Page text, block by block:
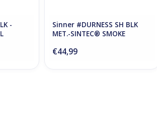
-
Sinner #DURNESS SH BLK
MET.-SINTEC® SMOKE
€44,99